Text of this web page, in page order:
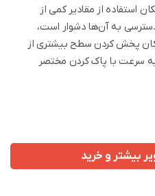
استفاده از مقادیر کمی از
به آن‌ها دشوار است،
پخش کردن سطح بیشتری از
سرعت با پاک کردن مختصر
بیشتر و خرید